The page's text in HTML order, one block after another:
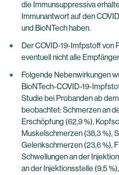
die Immunsuppressiva
Immunantwort auf den
und BioNTech haben.
Der COVID-19-Imfpstoff von
eventuell nicht alle
Folgende Nebenwirkungen
BioNTech-COVID-19-
Studie bei Probanden ab
beobachtet: Schmerzen an
Erschöpfung (62,9 %),
Muskelschmerzen (38,3 %),
Gelenkschmerzen (23,6 %),
Schwellungen an der
an der Injektionsstelle (9,5 %),